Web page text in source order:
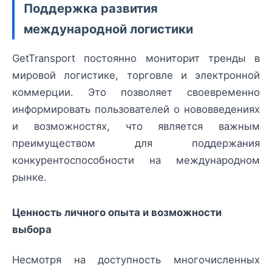
Поддержка развития
международной логистики
GetTransport постоянно мониторит тренды в
мировой логистике, торговле и электронной
коммерции. Это позволяет своевременно
информировать пользователей о нововведениях
и возможностях, что является важным
преимуществом для поддержания
конкурентоспособности на международном
рынке.
Ценность личного опыта и возможности
выбора
Несмотря на доступность многочисленных